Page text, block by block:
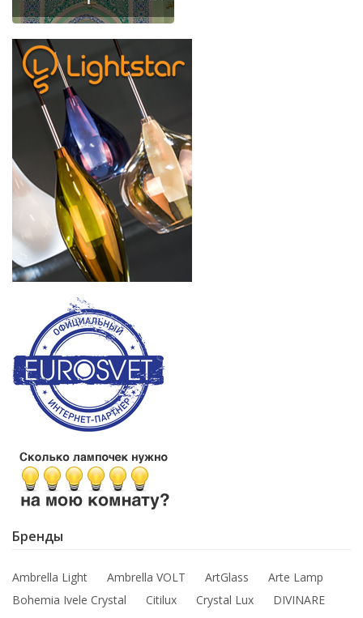
Бренды
Ambrella Light Ambrella VOLT ArtGlass
Arte Lamp
Bohemia Ivele Crystal
Citilux Crystal Lux
DIVINARE